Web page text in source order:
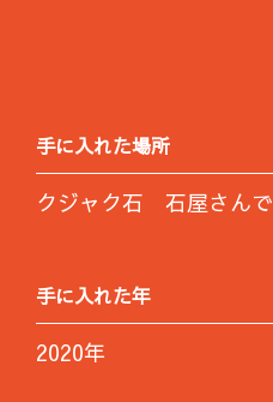
手に入れた場所
クジャク石 石屋さんで
手に入れた年
2020年